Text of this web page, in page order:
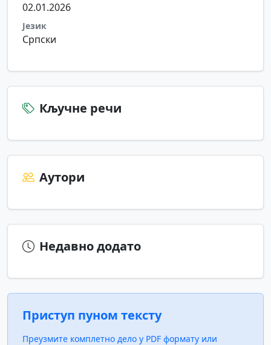
02.01.2026
Језик
Српски
Кључне речи
Аутори
Недавно додато
Приступ пуном тексту
Преузмите комплетно дело у PDF формату или